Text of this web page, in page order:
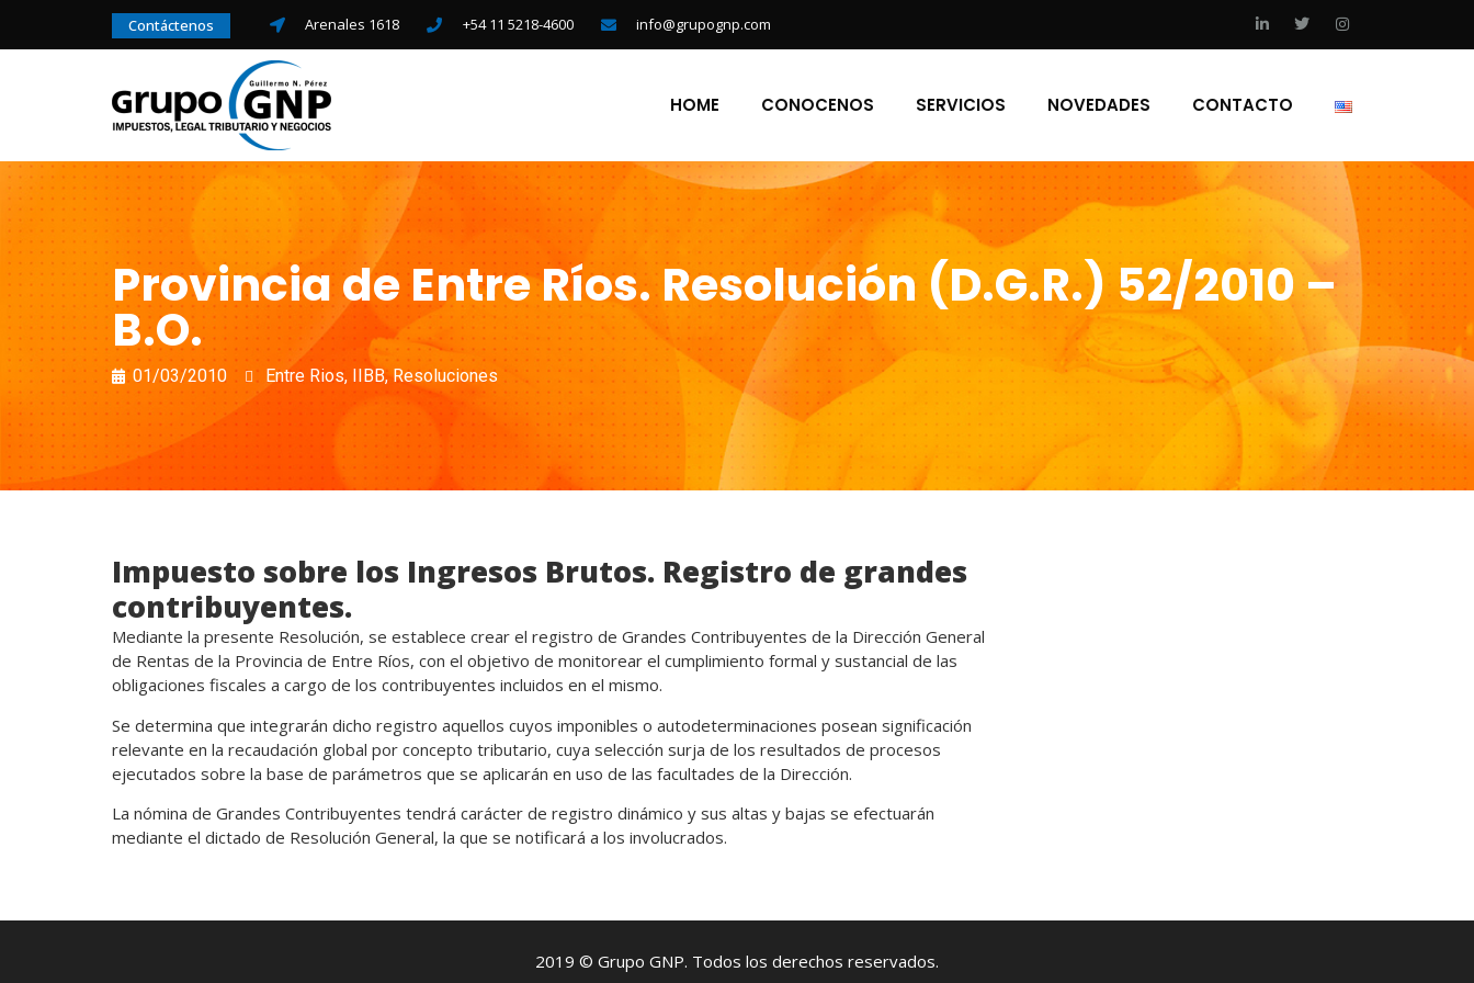
Contáctenos Arenales 1618 +54 11 5218-4600 info@grupognp.com
HOME CONOCENOS SERVICIOS NOVEDADES CONTACTO
Provincia de Entre Ríos. Resolución (D.G.R.) 52/2010 –
B.O.
01/03/2010 Entre Rios, IIBB,Resoluciones
Impuesto sobre los Ingresos Brutos. Registro de grandes
contribuyentes.
Mediante la presente Resolución, se establece crear el registro de Grandes Contribuyentes de la Dirección General
de Rentas de la Provincia de Entre Ríos, con el objetivo de monitorear el cumplimiento formal y sustancial de las
obligaciones fiscales a cargo de los contribuyentes incluidos en el mismo.
Se determina que integrarán dicho registro aquellos cuyos imponibles o autodeterminaciones posean significación
relevante en la recaudación global por concepto tributario, cuya selección surja de los resultados de procesos
ejecutados sobre la base de parámetros que se aplicarán en uso de las facultades de la Dirección.
La nómina de Grandes Contribuyentes tendrá carácter de registro dinámico y sus altas y bajas se efectuarán
mediante el dictado de Resolución General, la que se notificará a los involucrados.
2019 © Grupo GNP. Todos los derechos reservados.